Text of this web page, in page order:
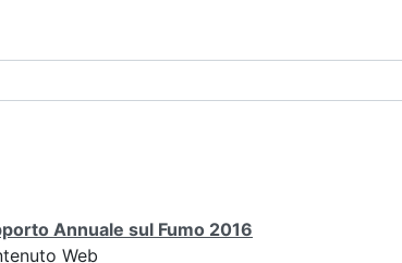
Annuale sul Fumo 2016
Web